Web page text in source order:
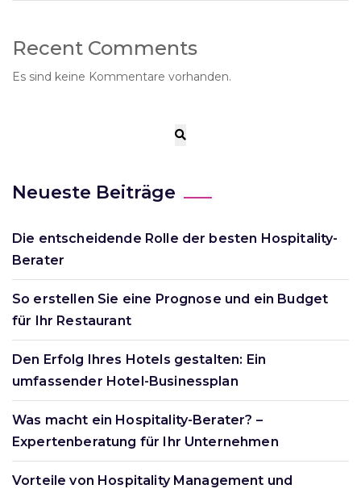
Recent Comments
Es sind keine Kommentare vorhanden.
Neueste Beiträge
Die entscheidende Rolle der besten Hospitality-
Berater
So erstellen Sie eine Prognose und ein Budget
für Ihr Restaurant
Den Erfolg Ihres Hotels gestalten: Ein
umfassender Hotel-Businessplan
Was macht ein Hospitality-Berater? –
Expertenberatung für Ihr Unternehmen
Vorteile von Hospitality Management und